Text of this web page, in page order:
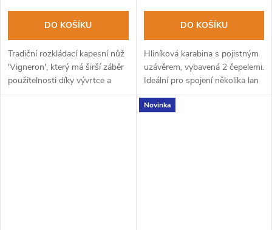
DO KOŠÍKU
Tradiční rozkládací kapesní nůž
'Vigneron', který má širší záběr
použitelnosti díky vývrtce a
trnu, které jsou součástí nože.
DO KOŠÍKU
Hliníková karabina s pojistným
uzávěrem, vybavená 2 čepelemi.
Ideální pro spojení několika lan
či zavazedel během transportu,
nebo jen tak na opasek.
Novinka